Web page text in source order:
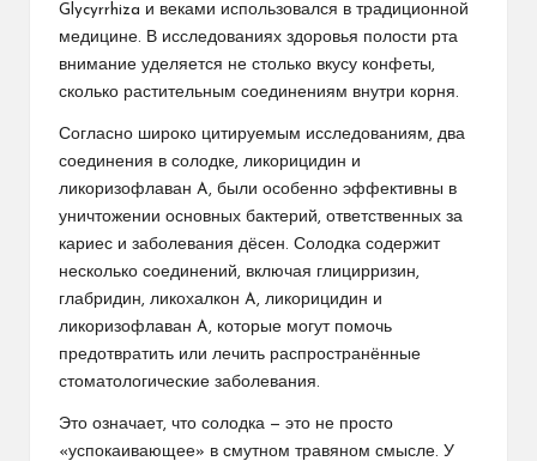
Glycyrrhiza и веками использовался в традиционной
медицине. В исследованиях здоровья полости рта
внимание уделяется не столько вкусу конфеты,
сколько растительным соединениям внутри корня.
Согласно широко цитируемым исследованиям, два
соединения в солодке, ликорицидин и
ликоризофлаван A, были особенно эффективны в
уничтожении основных бактерий, ответственных за
кариес и заболевания дёсен. Солодка содержит
несколько соединений, включая глицирризин,
глабридин, ликохалкон A, ликорицидин и
ликоризофлаван A, которые могут помочь
предотвратить или лечить распространённые
стоматологические заболевания.
Это означает, что солодка — это не просто
«успокаивающее» в смутном травяном смысле. У